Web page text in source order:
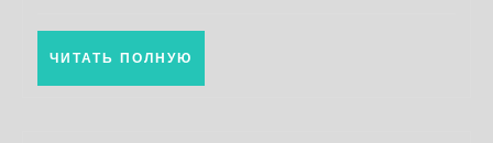
ЧИТАТЬ ПОЛНУЮ